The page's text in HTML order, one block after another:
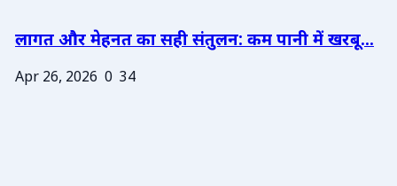
लागत और मेहनत का सही संतुलन: कम पानी में खरबू...
Apr 26, 2026 0 34